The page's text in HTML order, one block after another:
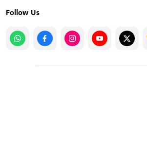
Follow Us